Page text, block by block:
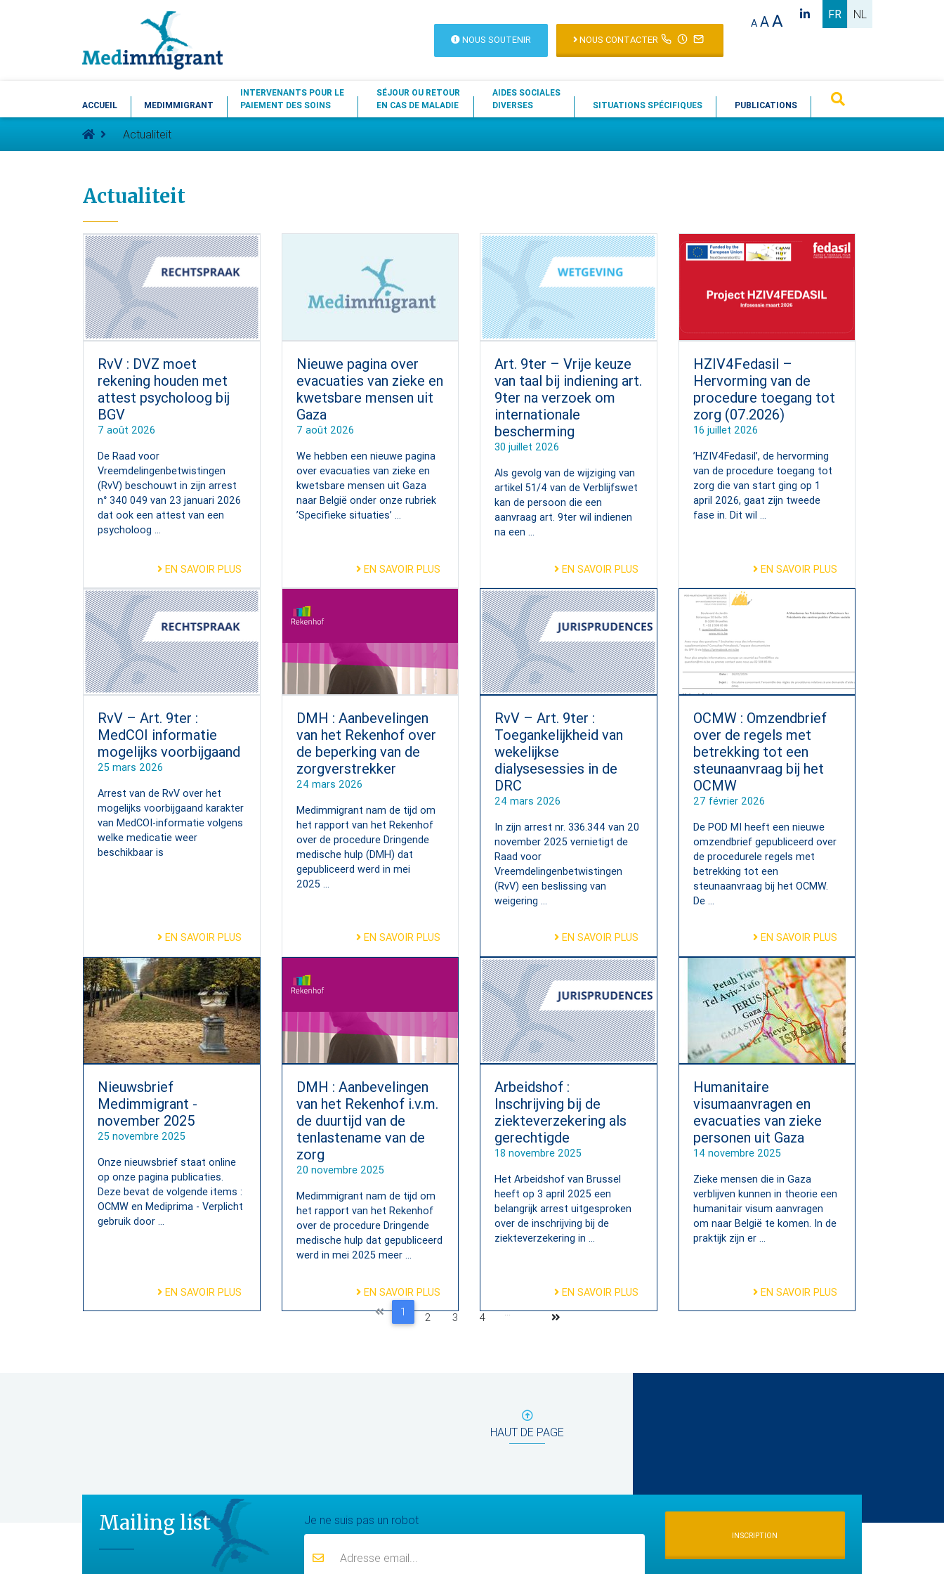
NOUS SOUTENIR NOUS CONTACTER
A AA FR NL
ACCUEIL MEDIMMIGRANT
INTERVENANTS POUR LE
PAIEMENT DES SOINS
SÉJOUR OU RETOUR
EN CAS DE MALADIE
AIDES SOCIALES
DIVERSES
SITUATIONS SPÉCIFIQUES PUBLICATIONS
Actualiteit
Actualiteit
RvV : DVZ moet
rekening houden met
attest psycholoog bij
BGV
7 août 2026
De Raad voor
Vreemdelingenbetwistingen
(RvV) beschouwt in zijn arrest
n° 340 049 van 23 januari 2026
dat ook een attest van een
psycholoog ...
EN SAVOIR PLUS
Nieuwe pagina over
evacuaties van zieke en
kwetsbare mensen uit
Gaza
7 août 2026
We hebben een nieuwe pagina
over evacuaties van zieke en
kwetsbare mensen uit Gaza
naar België onder onze rubriek
’Specifieke situaties’ ...
EN SAVOIR PLUS
Art. 9ter – Vrije keuze
van taal bij indiening art.
9ter na verzoek om
internationale
bescherming
30 juillet 2026
Als gevolg van de wijziging van
artikel 51/4 van de Verblijfswet
kan de persoon die een
aanvraag art. 9ter wil indienen
na een ...
EN SAVOIR PLUS
HZIV4Fedasil –
Hervorming van de
procedure toegang tot
zorg (07.2026)
16 juillet 2026
’HZIV4Fedasil’, de hervorming
van de procedure toegang tot
zorg die van start ging op 1
april 2026, gaat zijn tweede
fase in. Dit wil ...
EN SAVOIR PLUS
RvV – Art. 9ter :
MedCOI informatie
mogelijks voorbijgaand
25 mars 2026
Arrest van de RvV over het
mogelijks voorbijgaand karakter
van MedCOI-informatie volgens
welke medicatie weer
beschikbaar is
EN SAVOIR PLUS
DMH : Aanbevelingen
van het Rekenhof over
de beperking van de
zorgverstrekker
24 mars 2026
Medimmigrant nam de tijd om
het rapport van het Rekenhof
over de procedure Dringende
medische hulp (DMH) dat
gepubliceerd werd in mei
2025 ...
EN SAVOIR PLUS
RvV – Art. 9ter :
Toegankelijkheid van
wekelijkse
dialysesessies in de
DRC
24 mars 2026
In zijn arrest nr. 336.344 van 20
november 2025 vernietigt de
Raad voor
Vreemdelingenbetwistingen
(RvV) een beslissing van
weigering ...
EN SAVOIR PLUS
OCMW : Omzendbrief
over de regels met
betrekking tot een
steunaanvraag bij het
OCMW
27 février 2026
De POD MI heeft een nieuwe
omzendbrief gepubliceerd over
de procedurele regels met
betrekking tot een
steunaanvraag bij het OCMW.
De ...
EN SAVOIR PLUS
Nieuwsbrief
Medimmigrant -
november 2025
25 novembre 2025
Onze nieuwsbrief staat online
op onze pagina publicaties.
Deze bevat de volgende items :
OCMW en Mediprima - Verplicht
gebruik door ...
EN SAVOIR PLUS
DMH : Aanbevelingen
van het Rekenhof i.v.m.
de duurtijd van de
tenlastename van de
zorg
20 novembre 2025
Medimmigrant nam de tijd om
het rapport van het Rekenhof
over de procedure Dringende
medische hulp dat gepubliceerd
werd in mei 2025 meer ...
EN SAVOIR PLUS
Arbeidshof :
Inschrijving bij de
ziekteverzekering als
gerechtigde
18 novembre 2025
Het Arbeidshof van Brussel
heeft op 3 april 2025 een
belangrijk arrest uitgesproken
over de inschrijving bij de
ziekteverzekering in ...
EN SAVOIR PLUS
Humanitaire
visumaanvragen en
evacuaties van zieke
personen uit Gaza
14 novembre 2025
Zieke mensen die in Gaza
verblijven kunnen in theorie een
humanitair visum aanvragen
om naar België te komen. In de
praktijk zijn er ...
EN SAVOIR PLUS
1
2 3 4 ...
HAUT DE PAGE
Mailing list Je ne suis pas un robotMailing list
INSCRIPTION